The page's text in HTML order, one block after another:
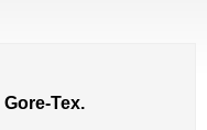
Gore-Tex.